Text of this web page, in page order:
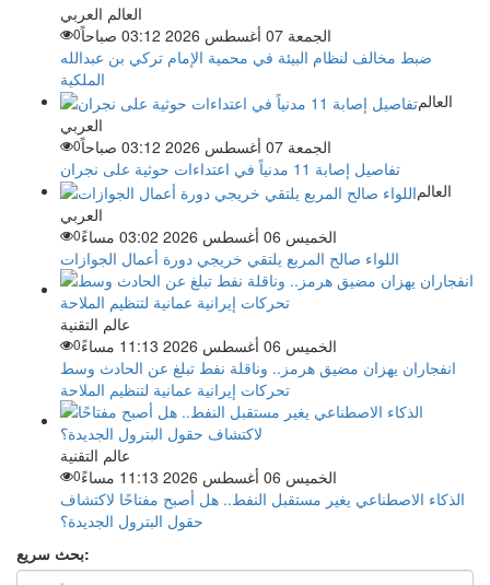
العالم العربي
الجمعة 07 أغسطس 2026 03:12 صباحاً
0
ضبط مخالف لنظام البيئة في محمية الإمام تركي بن عبدالله
الملكية
العالم
العربي
الجمعة 07 أغسطس 2026 03:12 صباحاً
0
تفاصيل إصابة 11 مدنياً في اعتداءات حوثية على نجران
العالم
العربي
الخميس 06 أغسطس 2026 03:02 مساءً
0
اللواء صالح المربع يلتقي خريجي دورة أعمال الجوازات
عالم التقنية
الخميس 06 أغسطس 2026 11:13 مساءً
0
انفجاران يهزان مضيق هرمز.. وناقلة نفط تبلغ عن الحادث وسط
تحركات إيرانية عمانية لتنظيم الملاحة
عالم التقنية
الخميس 06 أغسطس 2026 11:13 مساءً
0
الذكاء الاصطناعي يغير مستقبل النفط.. هل أصبح مفتاحًا لاكتشاف
حقول البترول الجديدة؟
بحث سريع: